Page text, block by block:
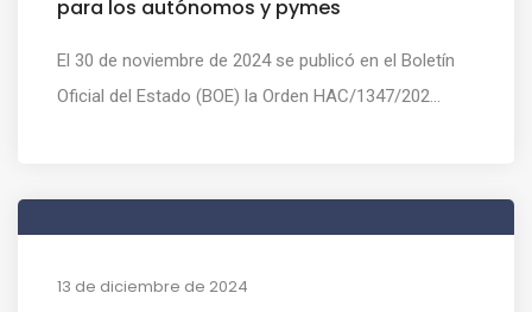
para los autónomos y pymes
El 30 de noviembre de 2024 se publicó en el Boletín
Oficial del Estado (BOE) la Orden HAC/1347/202...
13 de diciembre de 2024